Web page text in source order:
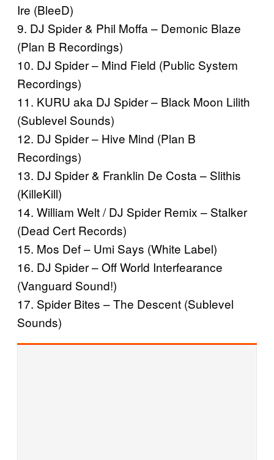
Ire (BleeD)
9. DJ Spider & Phil Moffa – Demonic Blaze
(Plan B Recordings)
10. DJ Spider – Mind Field (Public System
Recordings)
11. KURU aka DJ Spider – Black Moon Lilith
(Sublevel Sounds)
12. DJ Spider – Hive Mind (Plan B
Recordings)
13. DJ Spider & Franklin De Costa – Slithis
(KilleKill)
14. William Welt / DJ Spider Remix – Stalker
(Dead Cert Records)
15. Mos Def – Umi Says (White Label)
16. DJ Spider – Off World Interfearance
(Vanguard Sound!)
17. Spider Bites – The Descent (Sublevel
Sounds)